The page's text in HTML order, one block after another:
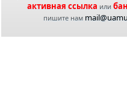
активная ссылка или
пишите нам